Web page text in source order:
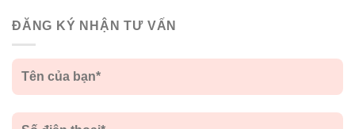
ĐĂNG KÝ NHẬN TƯ VẤN